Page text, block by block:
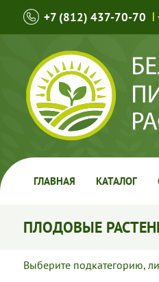
+7 (812) 437-70-70 |
ГЛАВНАЯ КАТАЛОГ
ПЛОДОВЫЕ
Выберите подкатегорию,